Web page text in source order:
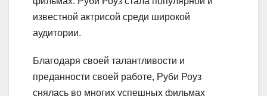
известной актрисой среди широкой
аудитории.
Благодаря своей талантливости и
преданности своей работе, Руби Роуз
снялась во многих успешных фильмах